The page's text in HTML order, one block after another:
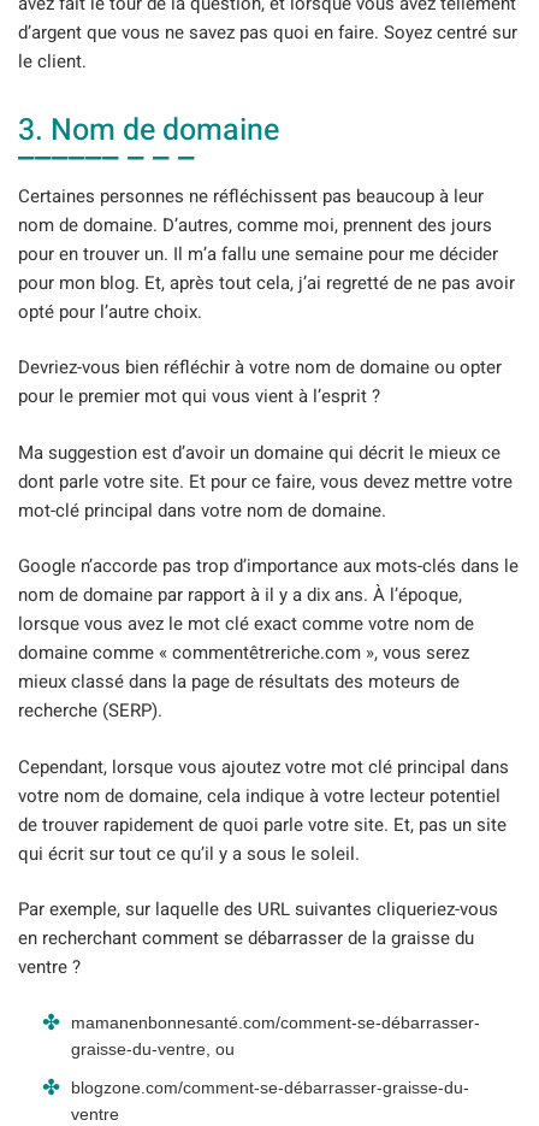
d’argent que vous ne savez pas quoi en faire. Soyez centré sur
le client.
3. Nom de domaine
Certaines personnes ne réfléchissent pas beaucoup à leur
nom de domaine. D’autres, comme moi, prennent des jours
pour en trouver un. Il m’a fallu une semaine pour me décider
pour mon blog. Et, après tout cela, j’ai regretté de ne pas avoir
opté pour l’autre choix.
Devriez-vous bien réfléchir à votre nom de domaine ou opter
pour le premier mot qui vous vient à l’esprit ?
Ma suggestion est d’avoir un domaine qui décrit le mieux ce
dont parle votre site. Et pour ce faire, vous devez mettre votre
mot-clé principal dans votre nom de domaine.
Google n’accorde pas trop d’importance aux mots-clés dans le
nom de domaine par rapport à il y a dix ans. À l’époque,
lorsque vous avez le mot clé exact comme votre nom de
domaine comme « commentêtreriche.com », vous serez
mieux classé dans la page de résultats des moteurs de
recherche (SERP).
Cependant, lorsque vous ajoutez votre mot clé principal dans
votre nom de domaine, cela indique à votre lecteur potentiel
de trouver rapidement de quoi parle votre site. Et, pas un site
qui écrit sur tout ce qu’il y a sous le soleil.
Par exemple, sur laquelle des URL suivantes cliqueriez-vous
en recherchant comment se débarrasser de la graisse du
ventre ?
mamanenbonnesanté.com/comment-se-débarrasser-
graisse-du-ventre, ou
blogzone.com/comment-se-débarrasser-graisse-du-
ventre